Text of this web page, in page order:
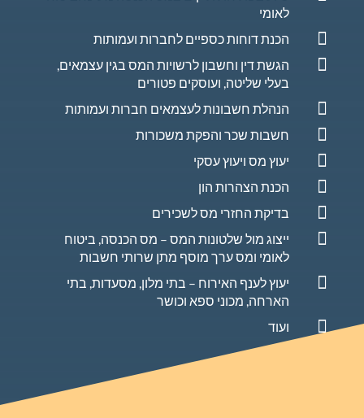
לאומי
 הכנת דוחות כספיים לחברות ועמותות

הגשת דין וחשבון לרשויות המס בגין עצמאים,
בעלי שליטה, ועוסקים פטורים
 הנהלת חשבונות לעצמאים חברות ועמותות
 חשבות שכר והפקת משכורות
 יעוץ מס ויעוץ עסקי
 הכנת הצהרות הון
 בדיקת החזרי מס לשכירים

ייצוג מול שלטונות המס – מס הכנסה, ביטוח
לאומי ומס ערך מוסף מתן שרותי חשבות

יעוץ לענף האירוח – בתי מלון, מסעדות, בתי
הארחה, מכוני ספא וכושר
 ועוד